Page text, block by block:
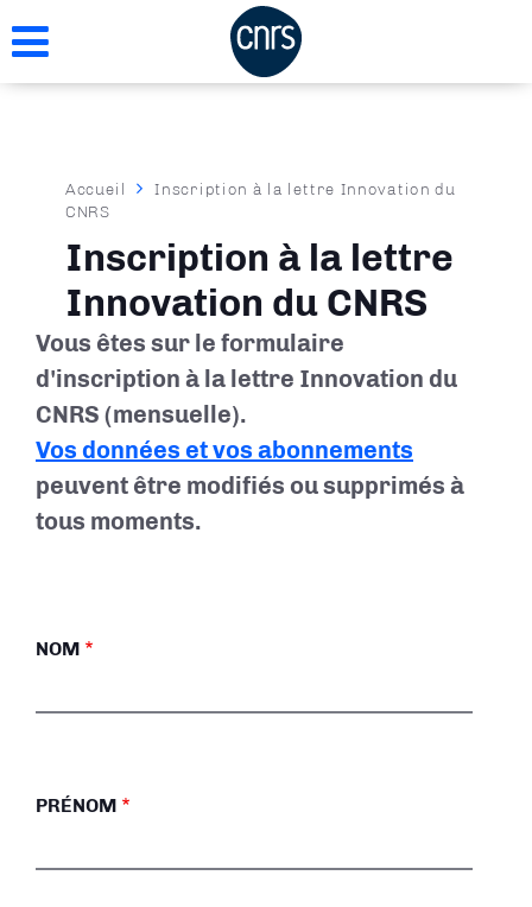
au
Fil
d'Ariane
Accueil
Inscription à la lettre Innovation du
CNRS
Inscription à la lettre
Innovation du CNRS
Vous êtes sur le formulaire
d'inscription à la lettre Innovation du
CNRS (mensuelle).
Vos données et vos abonnements
peuvent être modifiés ou supprimés à
tous moments.
NOM
PRÉNOM